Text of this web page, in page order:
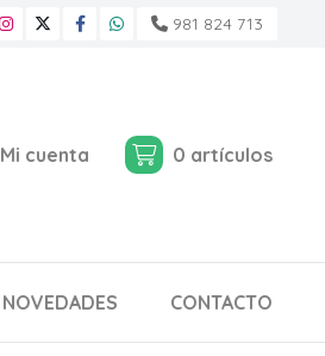
981 824 713
Mi cuenta 0 artículos
NOVEDADES CONTACTO